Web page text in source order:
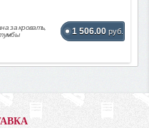
за кровать,
1 506.00 руб.